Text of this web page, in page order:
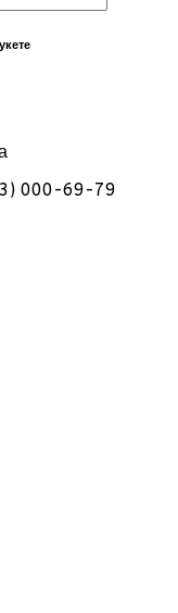
000-69-79